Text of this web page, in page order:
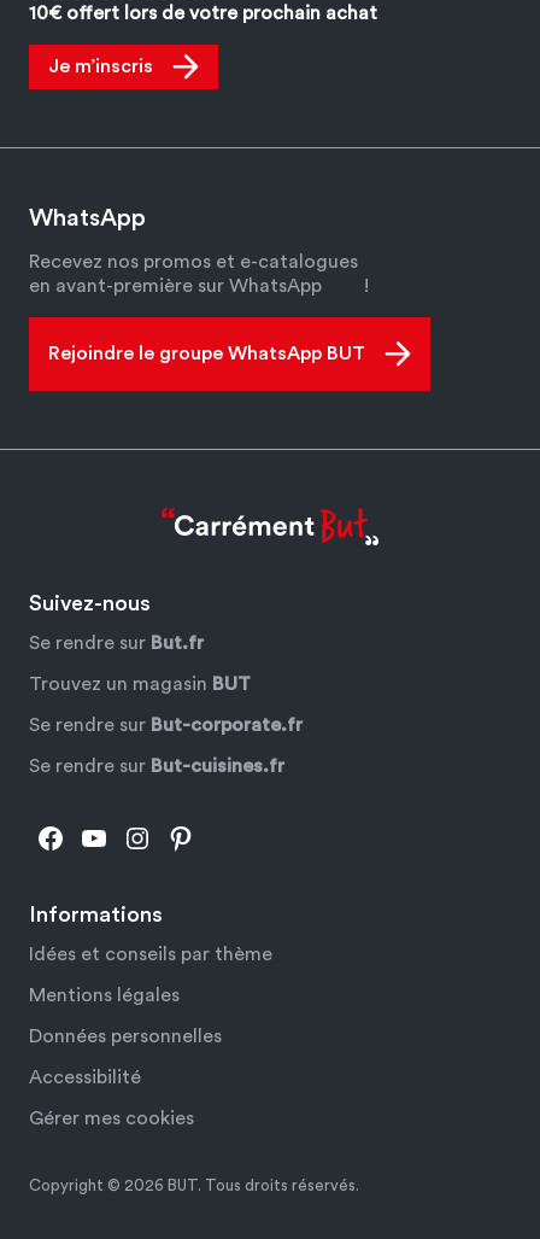
10€ offert lors de votre prochain achat
Je m’inscris
WhatsApp
Recevez nos promos et e-catalogues
en avant-première sur WhatsApp
!
Rejoindre le groupe WhatsApp BUT
Informations
Idées et conseils par thème
Mentions légales
Données personnelles
Accessibilité
Gérer mes cookies
Suivez-nous
Se rendre sur But.fr
Trouvez un magasin BUT
Se rendre sur But-corporate.fr
Se rendre sur But-cuisines.fr
Facebook
YouTube
Instagram
Pinterest
Copyright © 2026 BUT. Tous droits réservés.